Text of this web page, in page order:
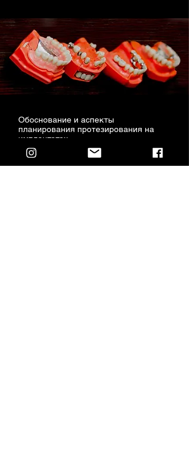
Обоснование и аспекты
планирования протезирования на
имплантатах.
Предварительное диагностическое
протезирование - mouck-up ,